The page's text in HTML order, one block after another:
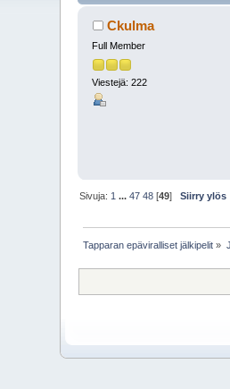
Ckulma
Full Member
Viestejä: 222
Sivuja:1 ...47 48 [49]Siirry ylös
Tapparan epäviralliset jälkipelit »